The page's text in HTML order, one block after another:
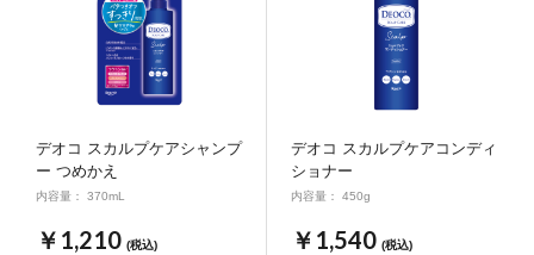
デオコ スカルプケアシャンプ
ー つめかえ
内容量： 370mL
￥1,210 (税込)
デオコ スカルプケアコンディ
ショナー
内容量： 450g
￥1,540 (税込)